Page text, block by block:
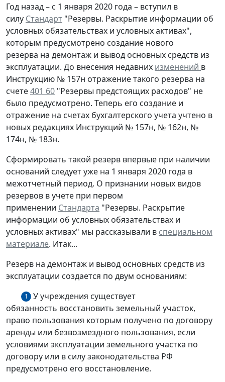
Год назад – с 1 января 2020 года – вступил в
силу Стандарт "Резервы. Раскрытие информации об
условных обязательствах и условных активах",
которым предусмотрено создание нового
резерва на демонтаж и вывод основных средств из
эксплуатации. До внесения недавних изменений в
Инструкцию № 157н отражение такого резерва на
счете401 60 "Резервы предстоящих расходов" не
было предусмотрено. Теперь его создание и
отражение на счетах бухгалтерского учета учтено в
новых редакциях Инструкций № 157н, № 162н, №
174н, № 183н.
Сформировать такой резерв впервые при наличии
оснований следует уже на 1 января 2020 года в
межотчетный период. О признании новых видов
резервов в учете при первом
применении Стандарта "Резервы. Раскрытие
информации об условных обязательствах и
условных активах" мы рассказывали в специальном
материале. Итак...
Резерв на демонтаж и вывод основных средств из
эксплуатации создается по двум основаниям:
1
У учреждения существует
обязанность восстановить земельный участок,
право пользования которым получено по договору
аренды или безвозмездного пользования, если
условиями эксплуатации земельного участка по
договору или в силу законодательства РФ
предусмотрено его восстановление.